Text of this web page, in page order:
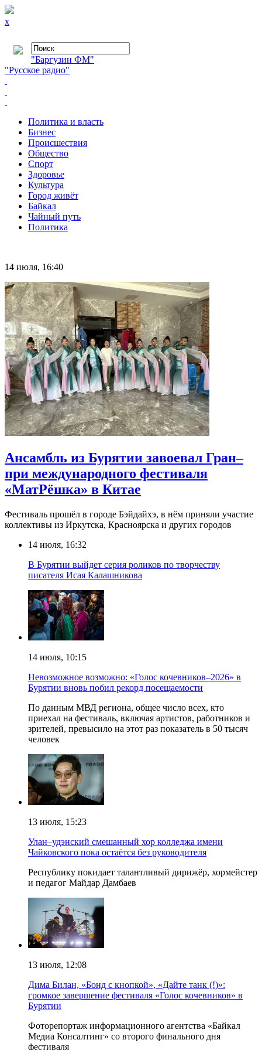
x
"Баргузин ФМ"
"Русское радио"
Политика и власть
Бизнес
Происшествия
Общество
Cпорт
Здоровье
Культура
Город живёт
Байкал
Чайный путь
Политика
14 июля, 16:40
Ансамбль из Бурятии завоевал Гран–
при международного фестиваля
«МатРёшка» в Китае
Фестиваль прошёл в городе Бэйдайхэ, в нём приняли участие
коллективы из Иркутска, Красноярска и других городов
14 июля, 16:32
В Бурятии выйдет серия роликов по творчеству
писателя Исая Калашникова
14 июля, 10:15
Невозможное возможно: «Голос кочевников–2026» в
Бурятии вновь побил рекорд посещаемости
По данным МВД региона, общее число всех, кто
приехал на фестиваль, включая артистов, работников и
зрителей, превысило на этот раз показатель в 50 тысяч
человек
13 июля, 15:23
Улан–удэнский смешанный хор колледжа имени
Чайковского пока остаётся без руководителя
Республику покидает талантливый дирижёр, хормейстер
и педагог Майдар Дамбаев
13 июля, 12:08
Дима Билан, «Бонд с кнопкой», «Дайте танк (!)»:
громкое завершение фестиваля «Голос кочевников» в
Бурятии
Фоторепортаж информационного агентства «Байкал
Медиа Консалтинг» со второго финального дня
фестиваля